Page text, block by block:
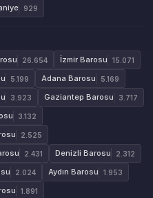
929
26.654 İzmir Barosu 15.071
5.199 Adana Barosu 5.169
3.923 Gaziantep Barosu 3.717
3.132
2.525
2.431 Denizli Barosu 2.312
2.024 Aydın Barosu 1.953
1.891